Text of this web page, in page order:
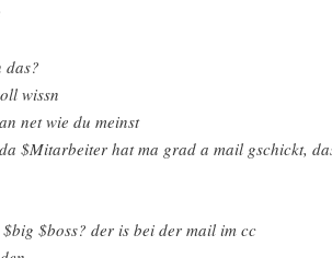
das?
wissn
net wie du meinst
$Mitarbeiter hat ma grad a mail gschickt,
$boss? der is bei der mail im cc